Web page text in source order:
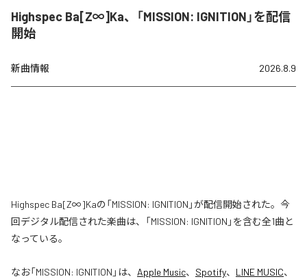
Highspec Ba[Z∞]Ka、「MISSION: IGNITION」を配信
開始
新曲情報 2026.8.9
Highspec Ba[Z∞]Kaの「MISSION: IGNITION」が配信開始された。今
回デジタル配信された楽曲は、「MISSION: IGNITION」を含む全1曲と
なっている。
なお「MISSION: IGNITION 」は、 Apple Music、 Spotify、 LINE MUSIC、